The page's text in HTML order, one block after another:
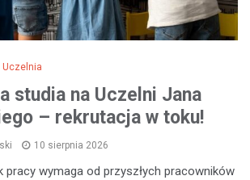
Uczelnia
studia na Uczelni Jana
– rekrutacja w toku!
10 sierpnia 2026
pracy wymaga od przyszłych pracowników